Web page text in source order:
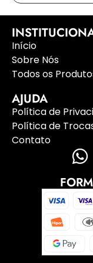
Início
Sobre Nós
Todos os
AJUDA
Política de
Política de
Contato